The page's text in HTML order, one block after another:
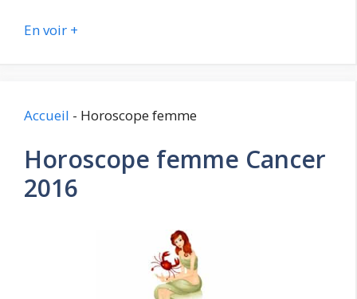
En voir +
Accueil - Horoscope femme
Horoscope femme Cancer
2016